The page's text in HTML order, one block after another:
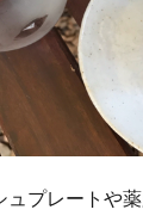
ュプレートや